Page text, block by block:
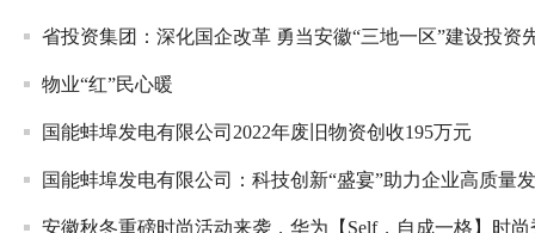
省投资集团：深化国企改革 勇当安徽“三地一区”建设投资
物业“红”民心暖
国能蚌埠发电有限公司2022年废旧物资创收195万元
国能蚌埠发电有限公司：科技创新“盛宴”助力企业高质量
安徽秋冬重磅时尚活动来袭，华为【Self，自成一格】时尚